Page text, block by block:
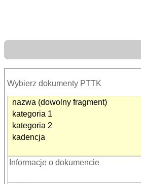
Wybierz dokumenty PTTK
nazwa (dowolny fragment)
kategoria 1
kategoria 2
kadencja
Informacje o dokumencie